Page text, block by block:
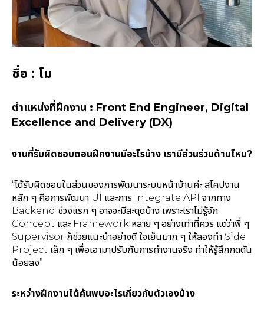
ชื่อ : โม
ตำแหน่งที่ฝึกงาน : Front End Engineer, Digital
Excellence and Delivery (DX)
งานที่รับผิดชอบตอนฝึกงานมีอะไรบ้าง เรามีส่วนร่วมด้านไหน?
“ได้รับผิดชอบในส่วนของการพัฒนาระบบหน้าบ้านค่ะ สโคปงาน
หลัก ๆ คือการพัฒนา UI และการ Integrate API จากทาง
Backend ช่วงแรก ๆ อาจจะมีสะดุดบ้าง เพราะเราไม่รู้จัก
Concept และ Framework หลาย ๆ อย่างเท่าที่ควร แต่ว่าพี่ ๆ
Supervisor ก็ช่วยแนะนำอย่างดี ใจเย็นมาก ๆ ให้ลองทำ Side
Project เล็ก ๆ เพื่อเอามาปรับกับการทำงานจริง ทำให้รู้สึกกดดัน
น้อยลง”
ระหว่างฝึกงานได้ค้นพบอะไรเกี่ยวกับตัวเองบ้าง